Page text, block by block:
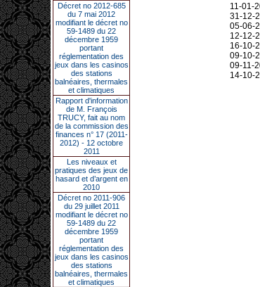
Décret no 2012-685
du 7 mai 2012
modifiant le décret no
59-1489 du 22
décembre 1959
portant
réglementation des
jeux dans les casinos
des stations
balnéaires, thermales
et climatiques
Rapport d'information
de M. François
TRUCY, fait au nom
de la commission des
finances n° 17 (2011-
2012) - 12 octobre
2011
Les niveaux et
pratiques des jeux de
hasard et d’argent en
2010
Décret no 2011-906
du 29 juillet 2011
modifiant le décret no
59-1489 du 22
décembre 1959
portant
réglementation des
jeux dans les casinos
des stations
balnéaires, thermales
et climatiques
11-01-
31-12-
05-06-
12-12-
16-10-
09-10-
09-11-
14-10-